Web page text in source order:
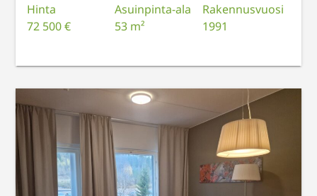
Hinta
72 500 €
Asuinpinta-ala
53 m²
Rakennusvuosi
1991